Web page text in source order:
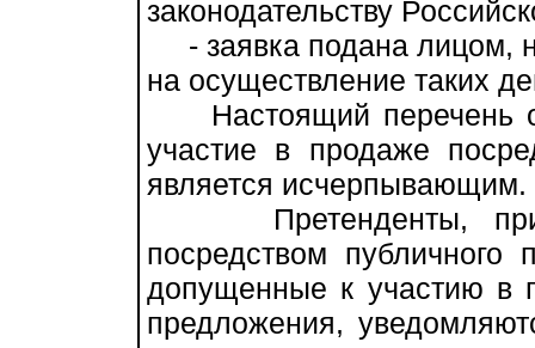
законодательству
- заявка подана лицом,
на осуществление таких
Настоящий перечень
участие в продаже
является исчерпывающим.
Претенденты,
посредством
допущенные к участию в
предложения,